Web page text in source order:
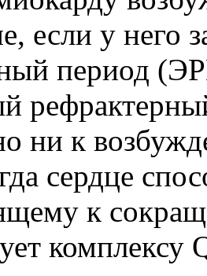
если у него
период
ни к
сердце
к